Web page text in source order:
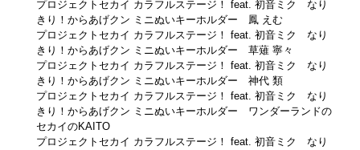
プロジェクトセカイ カラフルステージ！ feat. 初音ミク なり
きり！からあげクン ミニぬいキーホルダー 鳳 えむ
プロジェクトセカイ カラフルステージ！ feat. 初音ミク なり
きり！からあげクン ミニぬいキーホルダー 草薙 寧々
プロジェクトセカイ カラフルステージ！ feat. 初音ミク なり
きり！からあげクン ミニぬいキーホルダー 神代 類
プロジェクトセカイ カラフルステージ！ feat. 初音ミク なり
きり！からあげクン ミニぬいキーホルダー ワンダーランドの
セカイのKAITO
プロジェクトセカイ カラフルステージ！ feat. 初音ミク なり